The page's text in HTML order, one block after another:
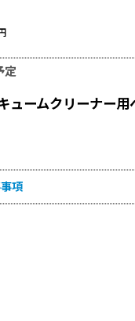
定
ュームクリーナー
項